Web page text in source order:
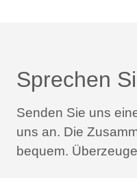
Sprechen
Senden Sie uns
uns an. Die
bequem.